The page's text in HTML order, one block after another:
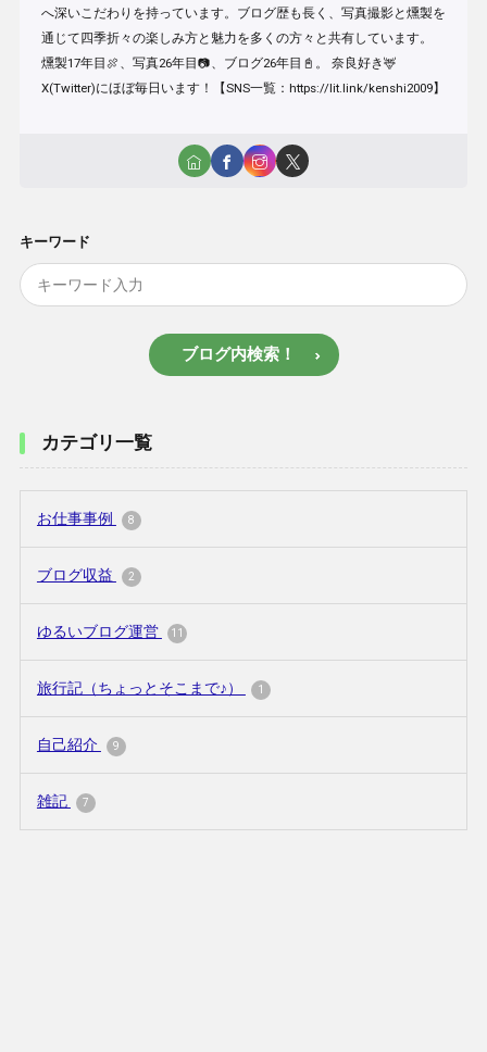
へ深いこだわりを持っています。ブログ歴も長く、写真撮影と燻製を
通じて四季折々の楽しみ方と魅力を多くの方々と共有しています。
燻製17年目🍖、写真26年目📷、ブログ26年目📓。 奈良好き🦌
X(Twitter)にほぼ毎日います！【SNS一覧：https://lit.link/kenshi2009】
キーワード
ブログ内検索！
カテゴリ一覧
お仕事事例 8
ブログ収益 2
ゆるいブログ運営 11
旅行記（ちょっとそこまで♪） 1
自己紹介 9
雑記 7